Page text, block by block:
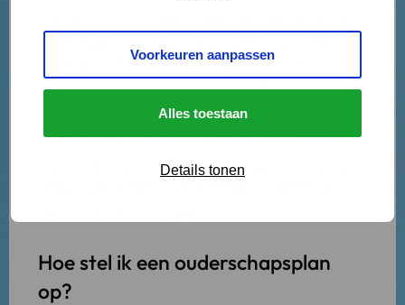
Voorkeuren aanpassen
Alles toestaan
Details tonen
belangrijk om samen afspraken te maken over hun
verzorging en opvoeding. Sinds 2009 is het
wettelijk verplicht om eenouderschapsplan op te
stellen. Dit geldt voor ouders die scheiden, ouders
die een geregistreerd partnerschap ontbinden en
Hoe stel ik een ouderschapsplan
op?